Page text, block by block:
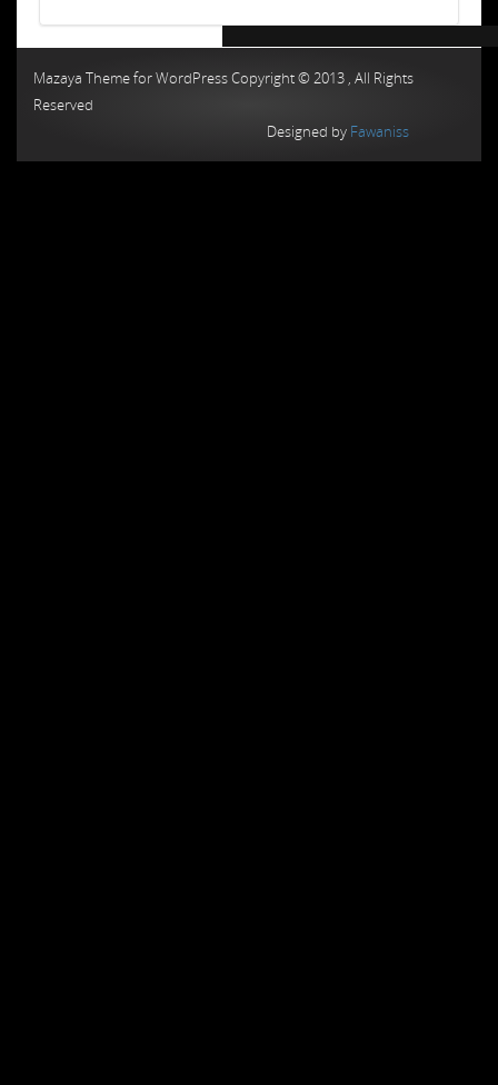
Mazaya Theme for WordPress Copyright © 2013 , All Rights
Reserved
Designed by Fawaniss